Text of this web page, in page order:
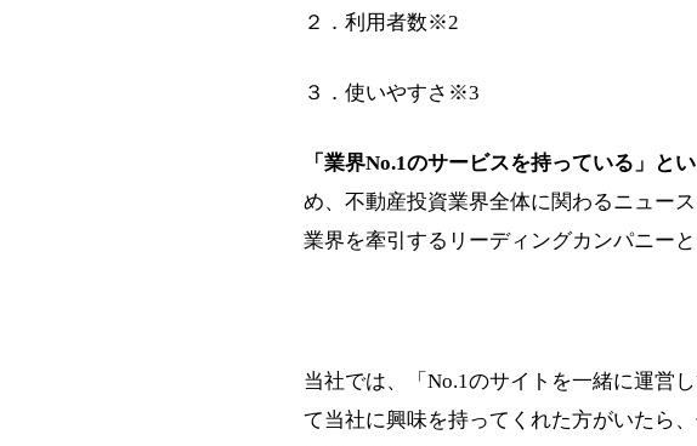
２．利用者数※2
３．使いやすさ※3
「業界No.1のサービスを持っている」と
め、不動産投資業界全体に関わるニュー
業界を牽引するリーディングカンパニー
当社では、「No.1のサイトを一緒に運営
て当社に興味を持ってくれた方がいたら